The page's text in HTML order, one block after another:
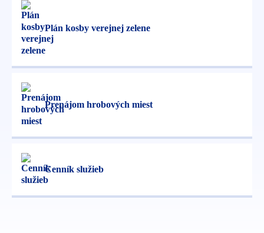
Plán kosby verejnej zelene
Prenájom hrobových miest
Cenník služieb